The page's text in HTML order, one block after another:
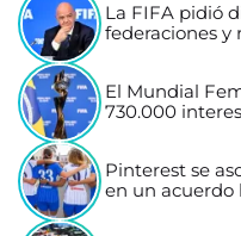
La FIFA pidió
federaciones y
El Mundial
730.000
Pinterest se
en un acuerdo